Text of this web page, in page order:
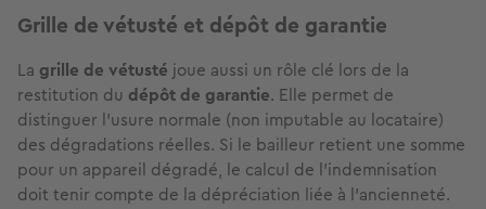
Grille de vétusté et dépôt de garantie
La grille de vétusté joue aussi un rôle clé lors de la
restitution du dépôt de garantie. Elle permet de
distinguer l'usure normale (non imputable au locataire)
des dégradations réelles. Si le bailleur retient une somme
pour un appareil dégradé, le calcul de l'indemnisation
doit tenir compte de la dépréciation liée à l'ancienneté.